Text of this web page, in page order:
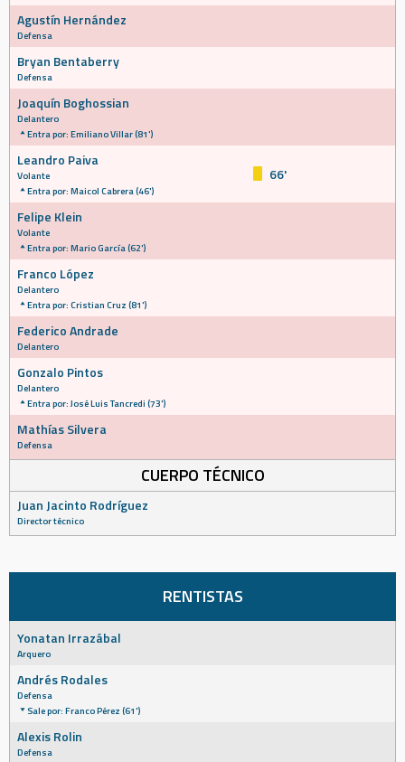
Agustín Hernández
Defensa
Bryan Bentaberry
Defensa
Joaquín Boghossian
Delantero
Entra por: Emiliano Villar (81')
Leandro Paiva
Volante
Entra por: Maicol Cabrera (46')
66'
Felipe Klein
Volante
Entra por: Mario García (62')
Franco López
Delantero
Entra por: Cristian Cruz (81')
Federico Andrade
Delantero
Gonzalo Pintos
Delantero
Entra por: José Luis Tancredi (73')
Mathías Silvera
Defensa
CUERPO TÉCNICO
Juan Jacinto Rodríguez
Director técnico
RENTISTAS
Yonatan Irrazábal
Arquero
Andrés Rodales
Defensa
Sale por: Franco Pérez (61')
Alexis Rolin
Defensa